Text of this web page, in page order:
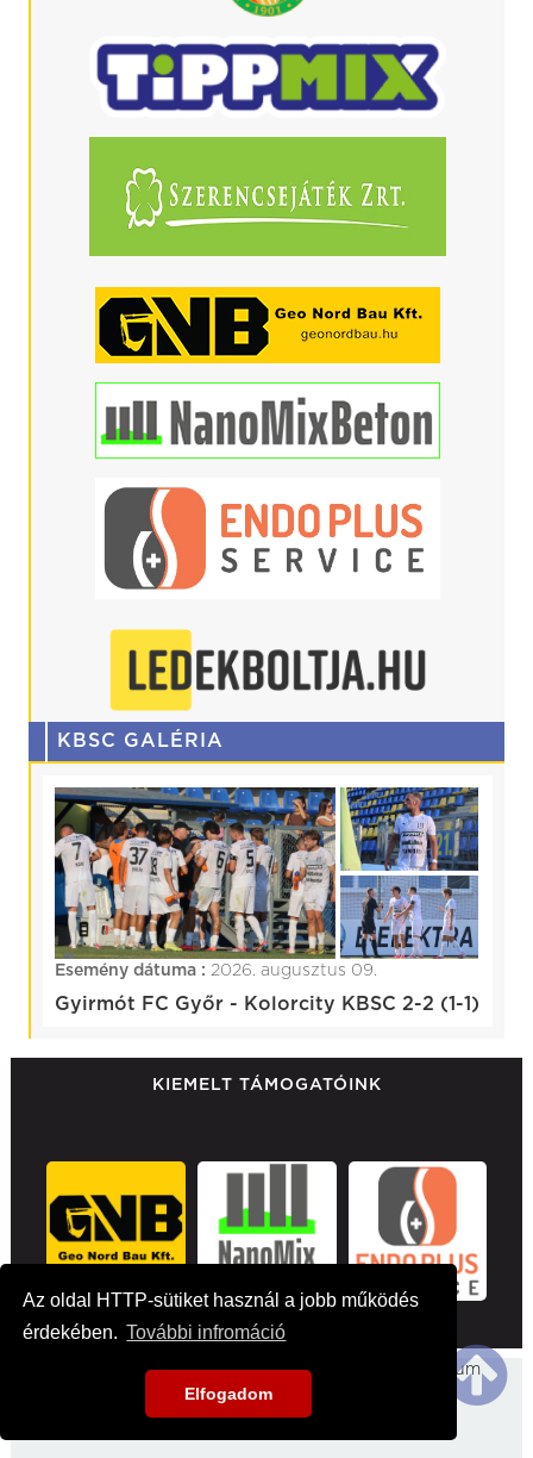
Az oldal HTTP-sütiket használ a jobb működés
érdekében. További infromáció
Elfogadom
KBSC GALÉRIA
Esemény dátuma : 2026. augusztus 09.
Gyirmót FC Győr - Kolorcity KBSC 2-2 (1-1)
KIEMELT TÁMOGATÓINK
Főoldal Hirek Médiaajánlat
Impresszum
Kapcsolat